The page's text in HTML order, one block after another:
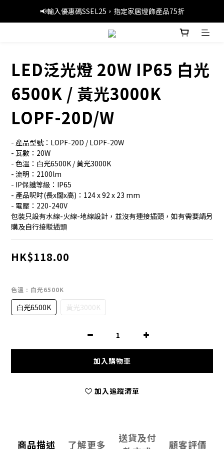
📢暑假優惠，輸入優惠碼SS3C30，精選旅行產品1件8折，3件7折
📢輸入優惠碼SSEL25，指定家居燈飾產品75折
🚚滿 HK$249 本地免運費
LED泛光燈 20W IP65 白光
6500K / 黃光3000K
LOPF-20D/W
- 產品型號：LOPF-20D / LOPF-20W
- 瓦數：20W
- 色溫：白光6500K / 黃光3000K
- 流明：2100lm
- IP保護等級：IP65
- 產品呎吋(長x闊x高)：124 x 92 x 23 mm
- 電壓：220-240V
包裝只設有水線-火線-地線設計，並沒有連接插頭，如有需要請另
購及自行接駁插頭
HK$118.00
色溫 : 白光6500K
白光6500K 黃光3000K
加入購物車
加入追蹤清單
商品描述 了解更多
送貨及付
顧客評價